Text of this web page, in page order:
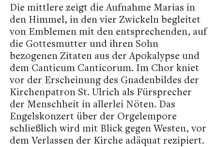
Die mittlere zeigt die Aufnahme Marias in
den Himmel, in den vier Zwickeln begleitet
von Emblemen mit den entsprechenden, auf
die Gottesmutter und ihren Sohn
bezogenen Zitaten aus der Apokalypse und
dem Canticum Canticorum. Im Chor kniet
vor der Erscheinung des Gnadenbildes der
Kirchenpatron St. Ulrich als Fürsprecher
der Menschheit in allerlei Nöten. Das
Engelskonzert über der Orgelempore
schließlich wird mit Blick gegen Westen, vor
dem Verlassen der Kirche adäquat rezipiert.